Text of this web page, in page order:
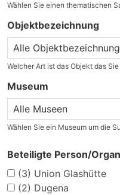
Wählen Sie einen thematischen
Objektbezeichnung
Welcher Art ist das Objekt das
Museum
Wählen Sie ein Museum um die
Beteiligte Person/
(3) Union Glashütte
(2) Dugena